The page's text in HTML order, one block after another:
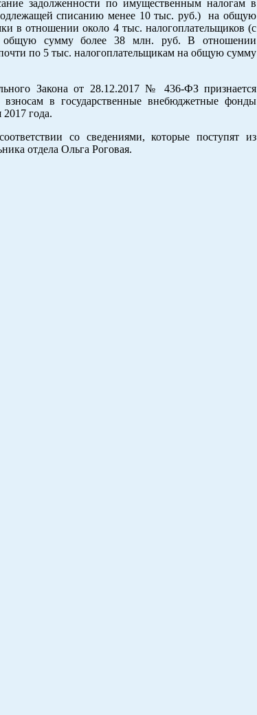
задолженности по имущественным налогам в
списанию менее 10 тыс. руб.) на общую
в отношении около 4 тыс. налогоплательщиков (с
общую сумму более 38 млн. руб. В отношении
по 5 тыс. налогоплательщикам на общую сумму
Закона от 28.12.2017 № 436-ФЗ признается
в государственные внебюджетные фонды
года.
со сведениями, которые поступят из
отдела Ольга Роговая.